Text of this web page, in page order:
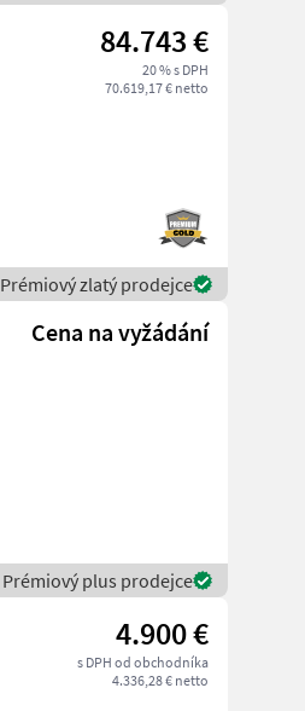
84.743 €
20 % s DPH
70.619,17 € netto
Prémiový zlatý prodejce
Cena na vyžádání
Prémiový plus prodejce
4.900 €
s DPH od obchodníka
4.336,28 € netto